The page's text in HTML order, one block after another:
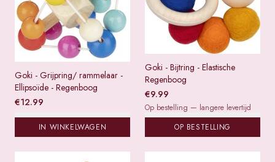
Goki - Grijpring/ rammelaar -
Ellipsoïde - Regenboog
€12.99
IN WINKELWAGEN
Goki - Bijtring - Elastische
Regenboog
€9.99
Op bestelling — langere levertijd
OP BESTELLING